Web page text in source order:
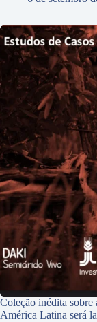
Coleção inédita
América Latina será